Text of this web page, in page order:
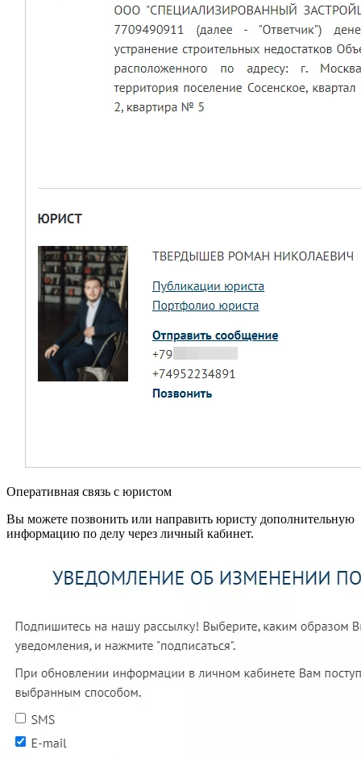
Оперативная связь с юристом
Вы можете позвонить или направить юристу дополнительную
информацию по делу через личный кабинет.